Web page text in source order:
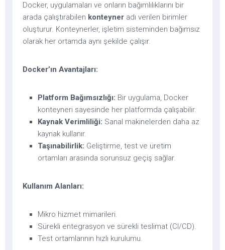
Docker, uygulamaları ve onların bağımlılıklarını bir
arada çalıştırabilen konteyner adı verilen birimler
oluşturur. Konteynerler, işletim sisteminden bağımsız
olarak her ortamda aynı şekilde çalışır.
Docker’ın Avantajları:
Platform Bağımsızlığı: Bir uygulama, Docker
konteyneri sayesinde her platformda çalışabilir.
Kaynak Verimliliği: Sanal makinelerden daha az
kaynak kullanır.
Taşınabilirlik: Geliştirme, test ve üretim
ortamları arasında sorunsuz geçiş sağlar.
Kullanım Alanları:
Mikro hizmet mimarileri.
Sürekli entegrasyon ve sürekli teslimat (CI/CD).
Test ortamlarının hızlı kurulumu.